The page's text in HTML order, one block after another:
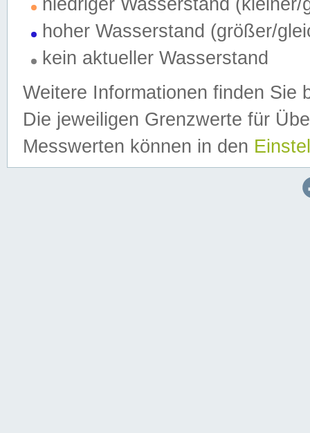
niedriger Wasserstand (kleiner/
hoher Wasserstand (größer/
kein aktueller Wasserstand
Weitere Informationen finden Sie
Die jeweiligen Grenzwerte für
Messwerten können in den